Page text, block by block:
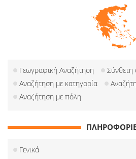
Γεωγραφική Αναζήτηση
Σύνθετη
Αναζήτηση με κατηγορία
Αναζήτηση με πόλη
Γενικά